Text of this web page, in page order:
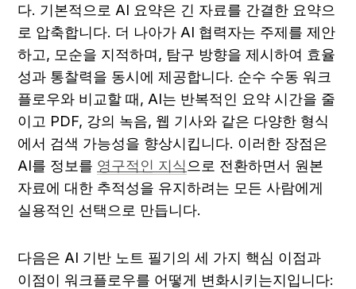
다. 기본적으로 AI 요약은 긴 자료를 간결한 요약으
로 압축합니다. 더 나아가 AI 협력자는 주제를 제안
하고, 모순을 지적하며, 탐구 방향을 제시하여 효율
성과 통찰력을 동시에 제공합니다. 순수 수동 워크
플로우와 비교할 때, AI는 반복적인 요약 시간을 줄
이고 PDF, 강의 녹음, 웹 기사와 같은 다양한 형식
에서 검색 가능성을 향상시킵니다. 이러한 장점은
AI를 정보를 영구적인 지식 으로 전환하면서 원본
자료에 대한 추적성을 유지하려는 모든 사람에게
실용적인 선택으로 만듭니다.
다음은 AI 기반 노트 필기의 세 가지 핵심 이점과
이점이 워크플로우를 어떻게 변화시키는지입니다: